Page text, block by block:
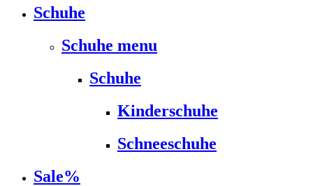
Schuhe
Schuhe menu
Schuhe
Kinderschuhe
Schneeschuhe
Sale%